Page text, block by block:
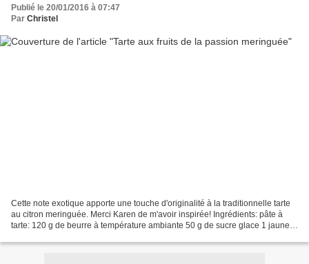
Publié le 20/01/2016 à 07:47
Par Christel
Cette note exotique apporte une touche d'originalité à la traditionnelle tarte
au citron meringuée. Merci Karen de m'avoir inspirée! Ingrédients: pâte à
tarte: 120 g de beurre à température ambiante 50 g de sucre glace 1 jaune